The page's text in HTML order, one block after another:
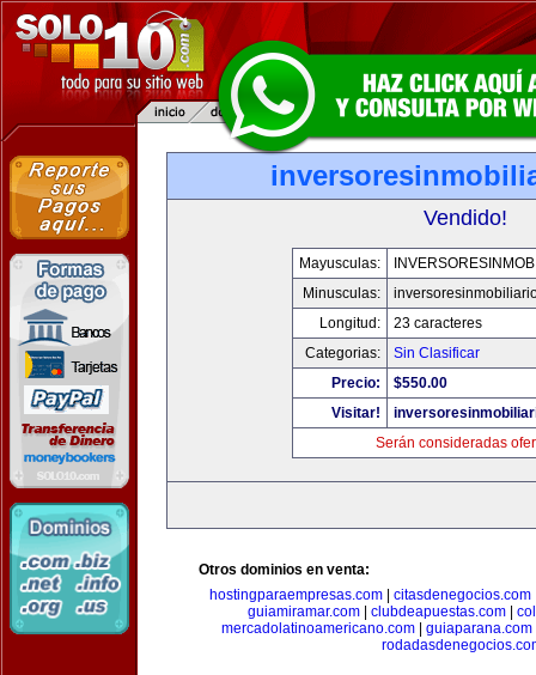
Vendido!
Mayusculas:
Minusculas:
Longitud:
23 caracteres
Categorias:
Sin Clasificar
Precio:
$550.00
Visitar!
Serán consideradas
Otros dominios en venta:
hostingparaempresas.com| citasdenegocios.com
guiamiramar.com
clubdeapuestas.com
mercadolatinoamericano.com| guiaparana.com